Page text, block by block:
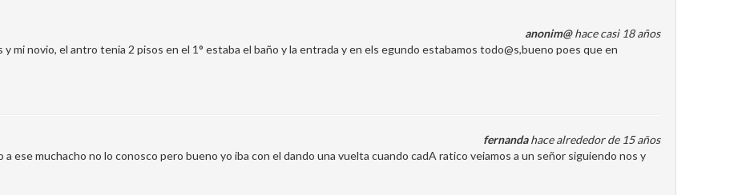
anonim@hace casi 18 años
mi novio, el antro tenia 2 pisos en el 1° estaba el baño y la entrada y en els egundo estabamos todo@s,bueno poes que en
fernandahace alrededor de 15 años
a ese muchacho no lo conosco pero bueno yo iba con el dando una vuelta cuando cadA ratico veiamos a un señor siguiendo nos y